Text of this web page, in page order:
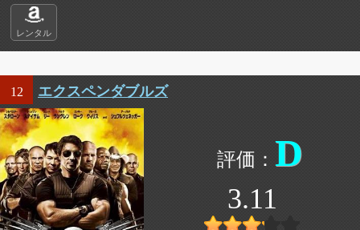
レンタル
12 エクスペンダブルズ
D
3.11